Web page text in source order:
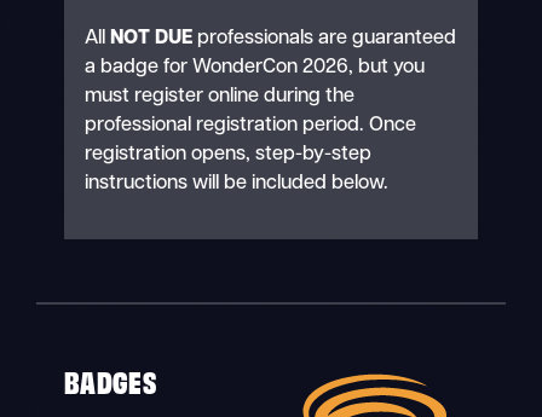
All NOT DUE professionals are guaranteed
a badge for WonderCon 2026, but you
must register online during the
professional registration period. Once
registration opens, step-by-step
instructions will be included below.
BADGES